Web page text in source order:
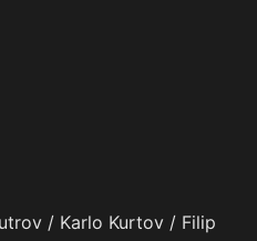
/ Karlo Kurtov / Filip